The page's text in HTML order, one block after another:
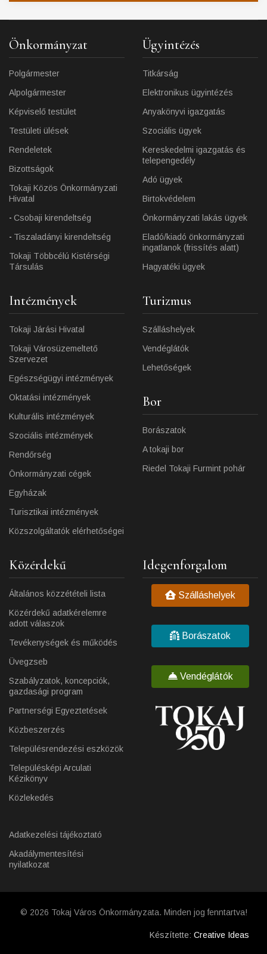
Önkormányzat
Polgármester
Alpolgármester
Képviselő testület
Testületi ülések
Rendeletek
Bizottságok
Tokaji Közös Önkormányzati
Hivatal
Csobaji kirendeltség
Tiszaladányi kirendeltség
Tokaji Többcélú Kistérségi
Társulás
Ügyintézés
Titkárság
Elektronikus ügyintézés
Anyakönyvi igazgatás
Szociális ügyek
Kereskedelmi igazgatás és
telepengedély
Adó ügyek
Birtokvédelem
Önkormányzati lakás ügyek
Eladó/kiadó önkormányzati
ingatlanok (frissítés alatt)
Hagyatéki ügyek
Intézmények
Tokaji Járási Hivatal
Tokaji Városüzemeltető
Szervezet
Egészségügyi intézmények
Oktatási intézmények
Kulturális intézmények
Szociális intézmények
Rendőrség
Önkormányzati cégek
Egyházak
Turisztikai intézmények
Közszolgáltatók elérhetőségei
Turizmus
Szálláshelyek
Vendéglátók
Lehetőségek
Bor
Borászatok
A tokaji bor
Riedel Tokaji Furmint pohár
Közérdekű
Általános közzétételi lista
Közérdekű adatkérelemre
adott válaszok
Tevékenységek és működés
Üvegzseb
Szabályzatok, koncepciók,
gazdasági program
Partnerségi Egyeztetések
Közbeszerzés
Településrendezési eszközök
Településképi Arculati
Kézikönyv
Közlekedés
Adatkezelési tájékoztató
Akadálymentesítési
nyilatkozat
Idegenforgalom
Szálláshelyek
Borászatok
Vendéglátók
© 2026 Tokaj Város Önkormányzata. Minden jog fenntartva!
Készítette: Creative Ideas